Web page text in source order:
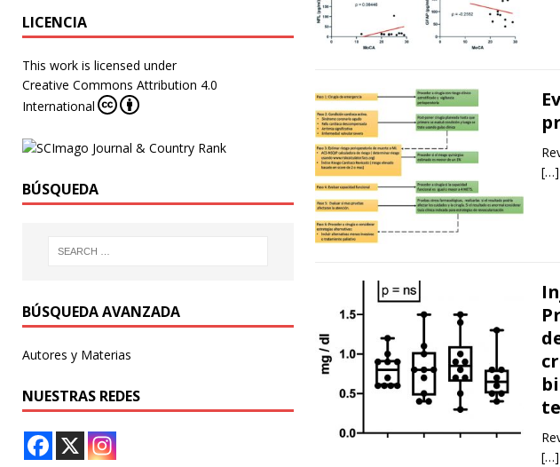
[…]
[…]
LICENCIA
This work is licensed under
Creative Commons Attribution 4.0
International
BÚSQUEDA
BÚSQUEDA AVANZADA
Autores y Materias
NUESTRAS REDES